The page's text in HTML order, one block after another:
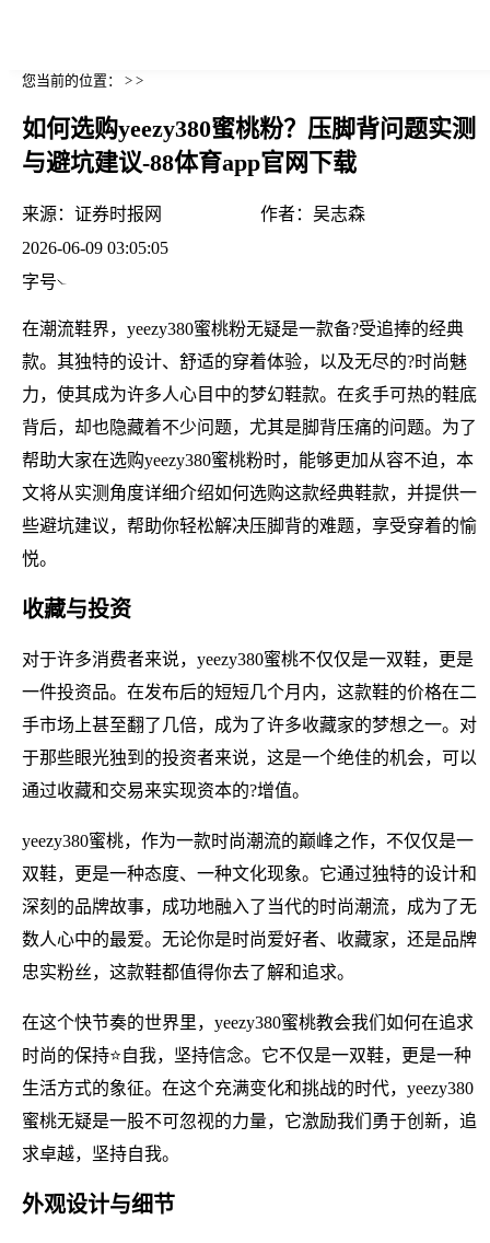
您当前的位置： > >
如何选购yeezy380蜜桃粉？压脚背问题实测
与避坑建议-88体育app官网下载
来源： 证券时报网 作者： 吴志森
2026-06-09 03:05:05
字号
在潮流鞋界，yeezy380蜜桃粉无疑是一款备?受追捧的经典
款。其独特的设计、舒适的穿着体验，以及无尽的?时尚魅
力，使其成为许多人心目中的梦幻鞋款。在炙手可热的鞋底
背后，却也隐藏着不少问题，尤其是脚背压痛的问题。为了
帮助大家在选购yeezy380蜜桃粉时，能够更加从容不迫，本
文将从实测角度详细介绍如何选购这款经典鞋款，并提供一
些避坑建议，帮助你轻松解决压脚背的难题，享受穿着的愉
悦。
收藏与投资
对于许多消费者来说，yeezy380蜜桃不仅仅是一双鞋，更是
一件投资品。在发布后的短短几个月内，这款鞋的价格在二
手市场上甚至翻了几倍，成为了许多收藏家的梦想之一。对
于那些眼光独到的投资者来说，这是一个绝佳的机会，可以
通过收藏和交易来实现资本的?增值。
yeezy380蜜桃，作为一款时尚潮流的巅峰之作，不仅仅是一
双鞋，更是一种态度、一种文化现象。它通过独特的设计和
深刻的品牌故事，成功地融入了当代的时尚潮流，成为了无
数人心中的最爱。无论你是时尚爱好者、收藏家，还是品牌
忠实粉丝，这款鞋都值得你去了解和追求。
在这个快节奏的世界里，yeezy380蜜桃教会我们如何在追求
时尚的保持⭐自我，坚持信念。它不仅是一双鞋，更是一种
生活方式的象征。在这个充满变化和挑战的时代，yeezy380
蜜桃无疑是一股不可忽视的力量，它激励我们勇于创新，追
求卓越，坚持自我。
外观设计与细节